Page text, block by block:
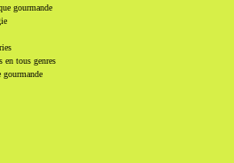
gourmande
en tous genres
gourmande